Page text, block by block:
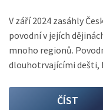
V září 2024 zasáhly
povodní v jejích
mnoho regionů.
dlouhotrvajícími dešti,
ČÍST